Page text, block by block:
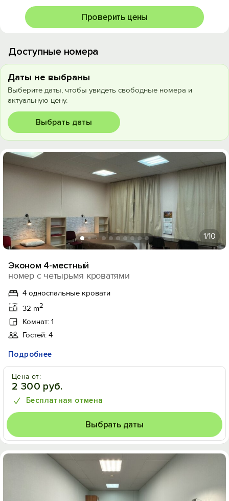
Проверить цены
Доступные номера
Даты не выбраны
Выберите даты, чтобы увидеть свободные номера и
актуальную цену.
Выбрать даты
1/10
Эконом 4-местный
номер с четырьмя кроватями
4 односпальные кровати
32 m2
Комнат: 1
Гостей: 4
Подробнее
Цена от:
2 300 руб.
Бесплатная отмена
Выбрать даты